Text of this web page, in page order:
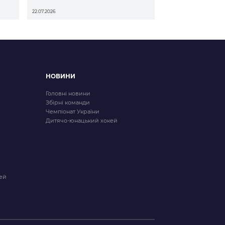
22.07.2026
НОВИНИ
Головні новини
Збірні команди
Чемпіонат України
Дитячо-юнацький хокей